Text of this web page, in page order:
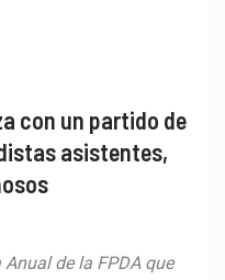
con un partido de
asistentes,
de la FPDA que